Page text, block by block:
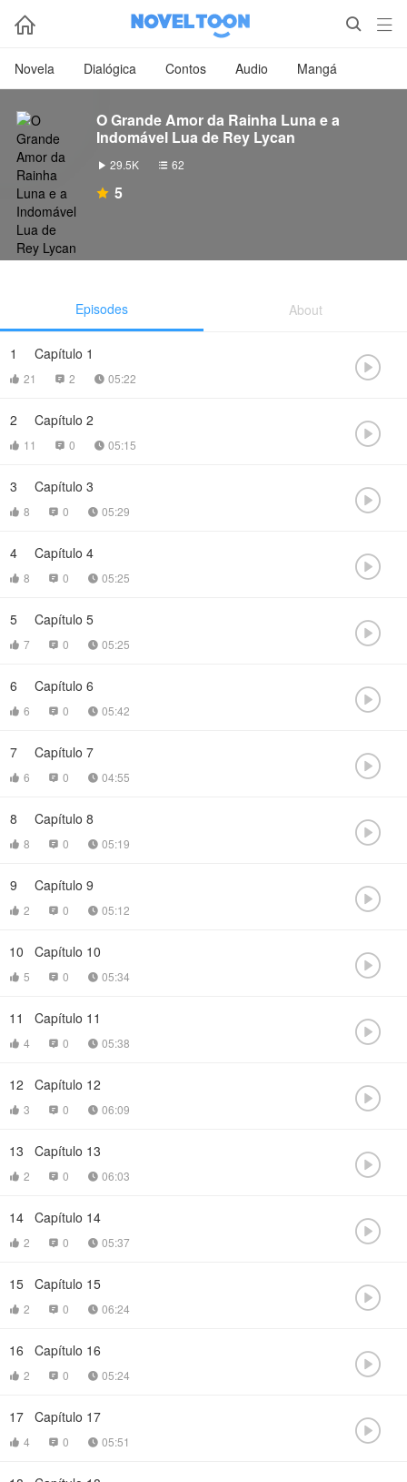
  
Novela Dialógica Contos Audio Mangá
O Grande Amor da Rainha Luna e a
Indomável Lua de Rey Lycan
 29.5K  62
 5
Episodes About
1 Capítulo 1
 21  2  05:22 
2 Capítulo 2
 11  0  05:15 
3 Capítulo 3
 8  0  05:29 
4 Capítulo 4
 8  0  05:25 
5 Capítulo 5
 7  0  05:25 
6 Capítulo 6
 6  0  05:42 
7 Capítulo 7
 6  0  04:55 
8 Capítulo 8
 8  0  05:19 
9 Capítulo 9
 2  0  05:12 
10 Capítulo 10
 5  0  05:34 
11 Capítulo 11
 4  0  05:38 
12 Capítulo 12
 3  0  06:09 
13 Capítulo 13
 2  0  06:03 
14 Capítulo 14
 2  0  05:37 
15 Capítulo 15
 2  0  06:24 
16 Capítulo 16
 2  0  05:24 
17 Capítulo 17
 4  0  05:51 